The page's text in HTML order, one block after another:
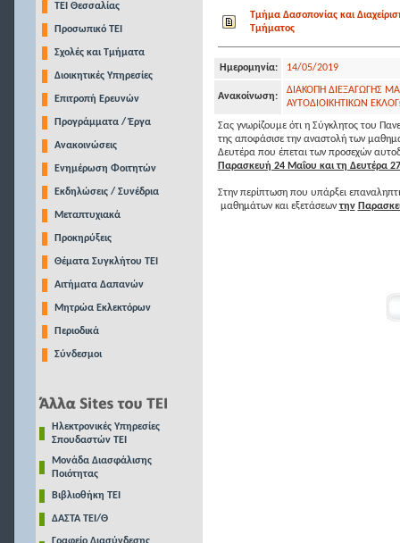
TEI Θεσσαλίας
Προσωπικό ΤΕΙ
Σχολές και Τμήματα
Διοικητικές Υπηρεσίες
Επιτροπή Ερευνών
Προγράμματα / Έργα
Ανακοινώσεις
Ενημέρωση Φοιτητών
Εκδηλώσεις / Συνέδρια
Μεταπτυχιακά
Προκηρύξεις
Θέματα Συγκλήτου ΤΕΙ
Αιτήματα Δαπανών
Μητρώα Εκλεκτόρων
Περιοδικά
Σύνδεσμοι
Ηλεκτρονικές Υπηρεσίες
Σπουδαστών ΤΕΙ
Μονάδα Διασφάλισης
Ποιότητας
Βιβλιοθήκη ΤΕΙ
ΔΑΣΤΑ ΤΕΙ/Θ
Τμήμα Δασοπονίας και
Τμήματος
Ημερομηνία: 14/05/2019
Ανακοίνωση:
ΔΙΑΚΟΠΗ ΔΙΕΞΑΓΩΓΗΣ
ΑΥΤΟΔΙΟΙΚΗΤΙΚΩΝ
Σας γνωρίζουμε ότι η Σύγκλητος του
της αποφάσισε την αναστολή των
Δευτέρα που έπεται των προσεχών
Παρασκευή 24 Μαΐου και τη Δευτέρα
Στην περίπτωση που υπάρξει
μαθημάτων και εξετάσεωντην